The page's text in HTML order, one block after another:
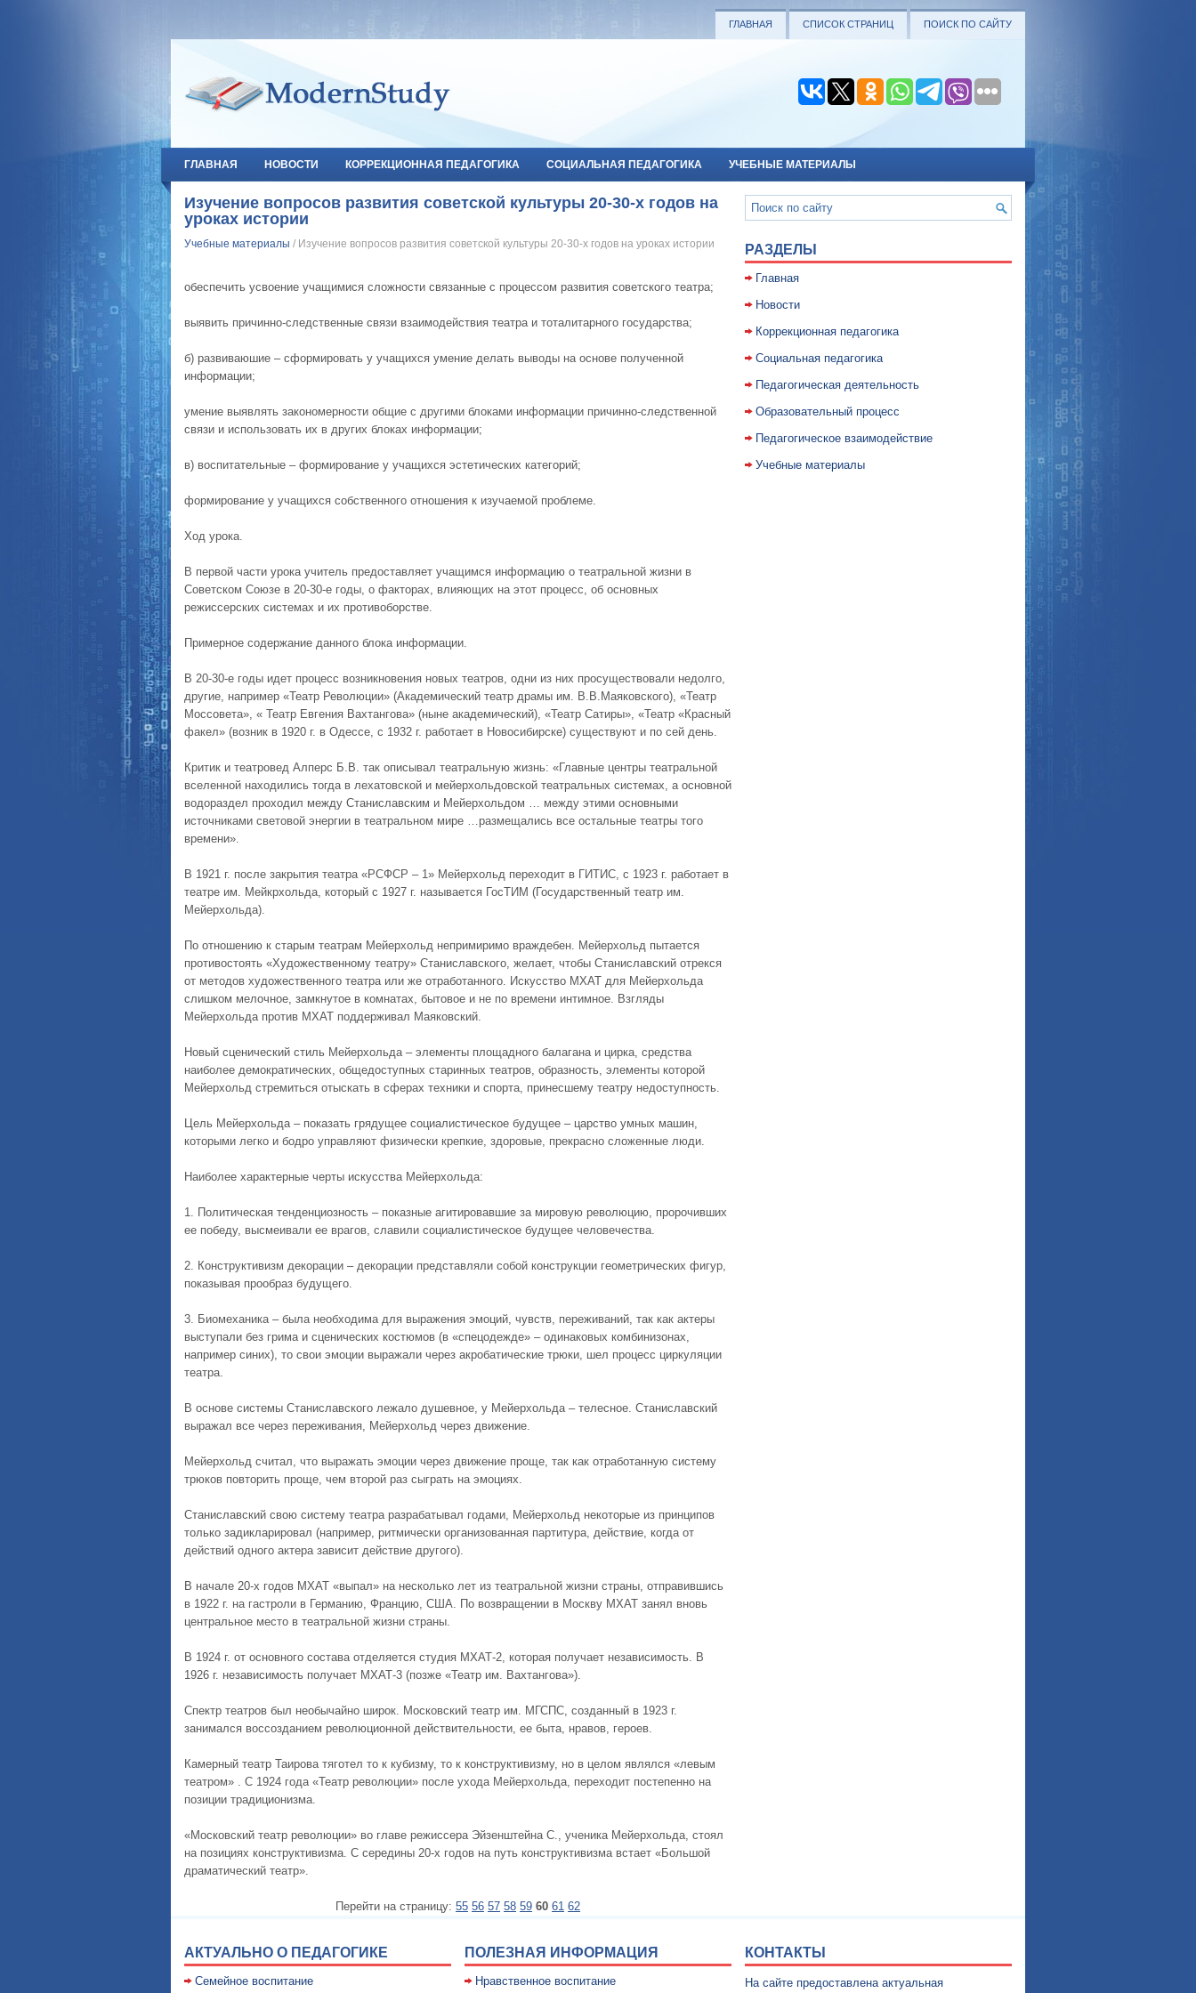
ГЛАВНАЯ СПИСОК СТРАНИЦ ПОИСК ПО САЙТУ
ГЛАВНАЯ НОВОСТИ КОРРЕКЦИОННАЯ ПЕДАГОГИКА СОЦИАЛЬНАЯ ПЕДАГОГИКА УЧЕБНЫЕ МАТЕРИАЛЫ
Изучение вопросов развития советской культуры 20-30-х годов на
уроках истории
Учебные материалы / Изучение вопросов развития советской культуры 20-30-х годов на уроках истории
обеспечить усвоение учащимися сложности связанные с процессом развития советского театра;
выявить причинно-следственные связи взаимодействия театра и тоталитарного государства;
б) развиваюшие – сформировать у учащихся умение делать выводы на основе полученной
информации;
умение выявлять закономерности общие с другими блоками информации причинно-следственной
связи и использовать их в других блоках информации;
в) воспитательные – формирование у учащихся эстетических категорий;
формирование у учащихся собственного отношения к изучаемой проблеме.
Ход урока.
В первой части урока учитель предоставляет учащимся информацию о театральной жизни в
Советском Союзе в 20-30-е годы, о факторах, влияющих на этот процесс, об основных
режиссерских системах и их противоборстве.
Примерное содержание данного блока информации.
В 20-30-е годы идет процесс возникновения новых театров, одни из них просуществовали недолго,
другие, например «Театр Революции» (Академический театр драмы им. В.В.Маяковского), «Театр
Моссовета», « Театр Евгения Вахтангова» (ныне академический), «Театр Сатиры», «Театр «Красный
факел» (возник в 1920 г. в Одессе, с 1932 г. работает в Новосибирске) существуют и по сей день.
Критик и театровед Алперс Б.В. так описывал театральную жизнь: «Главные центры театральной
вселенной находились тогда в лехатовской и мейерхольдовской театральных системах, а основной
водораздел проходил между Станиславским и Мейерхольдом … между этими основными
источниками световой энергии в театральном мире …размещались все остальные театры того
времени».
В 1921 г. после закрытия театра «РСФСР – 1» Мейерхольд переходит в ГИТИС, с 1923 г. работает в
театре им. Мейкрхольда, который с 1927 г. называется ГосТИМ (Государственный театр им.
Мейерхольда).
По отношению к старым театрам Мейерхольд непримиримо враждебен. Мейерхольд пытается
противостоять «Художественному театру» Станиславского, желает, чтобы Станиславский отрекся
от методов художественного театра или же отработанного. Искусство МХАТ для Мейерхольда
слишком мелочное, замкнутое в комнатах, бытовое и не по времени интимное. Взгляды
Мейерхольда против МХАТ поддерживал Маяковский.
Новый сценический стиль Мейерхольда – элементы площадного балагана и цирка, средства
наиболее демократических, общедоступных старинных театров, образность, элементы которой
Мейерхольд стремиться отыскать в сферах техники и спорта, принесшему театру недоступность.
Цель Мейерхольда – показать грядущее социалистическое будущее – царство умных машин,
которыми легко и бодро управляют физически крепкие, здоровые, прекрасно сложенные люди.
Наиболее характерные черты искусства Мейерхольда:
1. Политическая тенденциозность – показные агитировавшие за мировую революцию, пророчивших
ее победу, высмеивали ее врагов, славили социалистическое будущее человечества.
2. Конструктивизм декорации – декорации представляли собой конструкции геометрических фигур,
показывая прообраз будущего.
3. Биомеханика – была необходима для выражения эмоций, чувств, переживаний, так как актеры
выступали без грима и сценических костюмов (в «спецодежде» – одинаковых комбинизонах,
например синих), то свои эмоции выражали через акробатические трюки, шел процесс циркуляции
театра.
В основе системы Станиславского лежало душевное, у Мейерхольда – телесное. Станиславский
выражал все через переживания, Мейерхольд через движение.
Мейерхольд считал, что выражать эмоции через движение проще, так как отработанную систему
трюков повторить проще, чем второй раз сыграть на эмоциях.
Станиславский свою систему театра разрабатывал годами, Мейерхольд некоторые из принципов
только задикларировал (например, ритмически организованная партитура, действие, когда от
действий одного актера зависит действие другого).
В начале 20-х годов МХАТ «выпал» на несколько лет из театральной жизни страны, отправившись
в 1922 г. на гастроли в Германию, Францию, США. По возвращении в Москву МХАТ занял вновь
центральное место в театральной жизни страны.
В 1924 г. от основного состава отделяется студия МХАТ-2, которая получает независимость. В
1926 г. независимость получает МХАТ-3 (позже «Театр им. Вахтангова»).
Спектр театров был необычайно широк. Московский театр им. МГСПС, созданный в 1923 г.
занимался воссозданием революционной действительности, ее быта, нравов, героев.
Камерный театр Таирова тяготел то к кубизму, то к конструктивизму, но в целом являлся «левым
театром» . С 1924 года «Театр революции» после ухода Мейерхольда, переходит постепенно на
позиции традиционизма.
«Московский театр революции» во главе режиссера Эйзенштейна С., ученика Мейерхольда, стоял
на позициях конструктивизма. С середины 20-х годов на путь конструктивизма встает «Большой
драматический театр».
Перейти на страницу: 55 56 57 58 59 60 61 62
РАЗДЕЛЫ
Главная
Новости
Коррекционная педагогика
Социальная педагогика
Педагогическая деятельность
Образовательный процесс
Педагогическое взаимодействие
Учебные материалы
АКТУАЛЬНО О ПЕДАГОГИКЕ
Семейное воспитание
ПОЛЕЗНАЯ ИНФОРМАЦИЯ
Нравственное воспитание
КОНТАКТЫ
На сайте предоставлена актуальная